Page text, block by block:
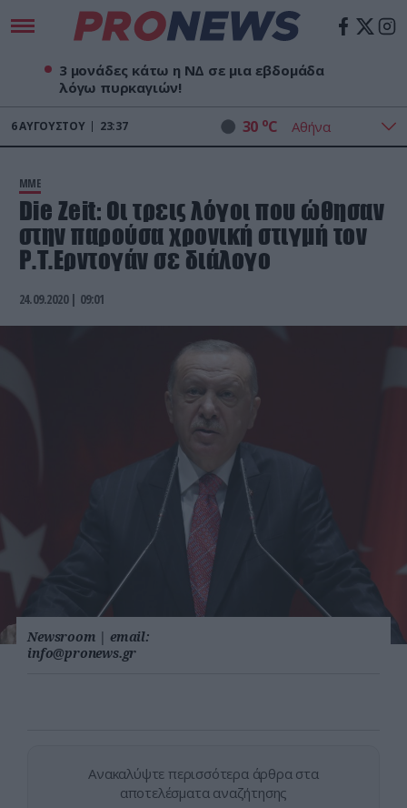
3 μονάδες κάτω η ΝΔ σε μια εβδομάδα
λόγω πυρκαγιών!
6ΑΥΓΟΎΣΤΟΥ 23:37 30 oC
ΜΜΕ
Die Zeit: Οι τρεις λόγοι που ώθησαν
στην παρούσα χρονική στιγμή τον
Ρ.Τ.Ερντογάν σε διάλογο
24.09.2020 | 09:01
Newsroom | email:
info@pronews.gr
Ανακαλύψτε περισσότερα άρθρα στα
αποτελέσματα αναζήτησης